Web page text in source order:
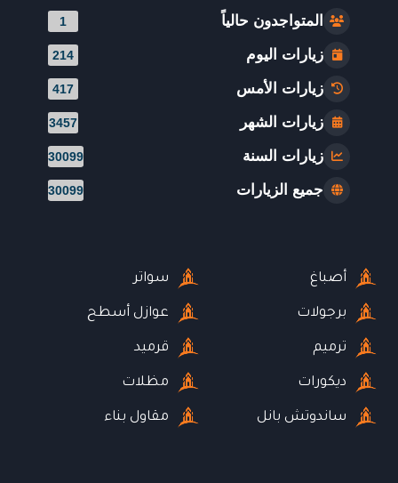
المتواجدون حالياً 1
زيارات اليوم 214
زيارات الأمس 417
زيارات الشهر 3457
زيارات السنة 30099
جميع الزيارات 30099
أصباغ
برجولات
ترميم
ديكورات
ساندوتش بانل
سواتر
عوازل أسطح
قرميد
مظلات
مقاول بناء